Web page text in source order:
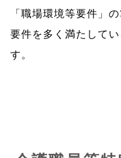
「職場環境等要件」
要件を多く満たして
す。